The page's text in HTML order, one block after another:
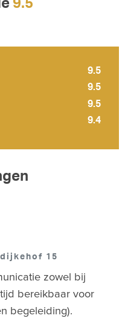
9.5
9.5
9.5
9.5
9.4
15
zowel bij
bereikbaar voor
begeleiding).